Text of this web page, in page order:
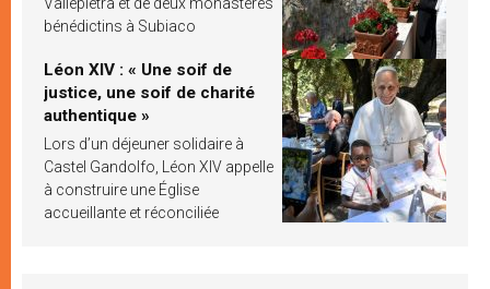
bénédictins à Subiaco
Léon XIV : « Une soif de
justice, une soif de charité
authentique »
Lors d’un déjeuner solidaire à
Castel Gandolfo, Léon XIV appelle
à construire une Église
accueillante et réconciliée